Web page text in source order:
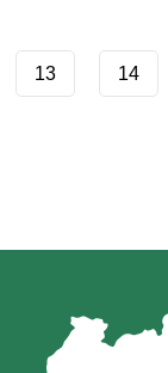
13 14